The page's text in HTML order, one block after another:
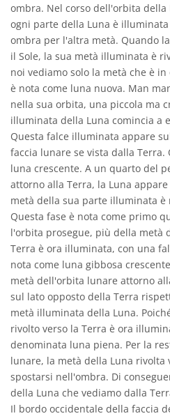
ombra. Nel corso dell'orbita della
ogni parte della Luna è
ombra per l'altra metà. Quando
il Sole, la sua metà illuminata è
noi vediamo solo la metà che è
è nota come luna nuova. Man
nella sua orbita, una piccola ma
illuminata della Luna comincia a
Questa falce illuminata appare
faccia lunare se vista dalla Terra.
luna crescente. A un quarto del
attorno alla Terra, la Luna
metà della sua parte illuminata è
Questa fase è nota come primo
l'orbita prosegue, più della metà
Terra è ora illuminata, con una
nota come luna gibbosa
metà dell'orbita lunare attorno
sul lato opposto della Terra
metà illuminata della Luna.
rivolto verso la Terra è ora
denominata luna piena. Per la
lunare, la metà della Luna rivolta
spostarsi nell'ombra. Di
della Luna che vediamo dalla
Il bordo occidentale della faccia